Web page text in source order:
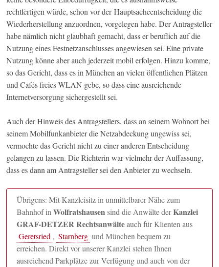
rechtfertigen würde, schon vor der Hauptsacheentscheidung die
Wiederherstellung anzuordnen, vorgelegen habe. Der Antragsteller
habe nämlich nicht glaubhaft gemacht, dass er beruflich auf die
Nutzung eines Festnetzanschlusses angewiesen sei. Eine private
Nutzung könne aber auch jederzeit mobil erfolgen. Hinzu komme,
so das Gericht, dass es in München an vielen öffentlichen Plätzen
und Cafés freies WLAN gebe, so dass eine ausreichende
Internetversorgung sichergestellt sei.
Auch der Hinweis des Antragstellers, dass an seinem Wohnort bei
seinem Mobilfunkanbieter die Netzabdeckung ungewiss sei,
vermochte das Gericht nicht zu einer anderen Entscheidung
gelangen zu lassen. Die Richterin war vielmehr der Auffassung,
dass es dann am Antragsteller sei den Anbieter zu wechseln.
Übrigens: Mit Kanzleisitz in unmittelbarer Nähe zum
Bahnhof inWolfratshausensind die Anwälte derKanzlei
GRAF-DETZER Rechtsanwälteauch für Klienten aus
Geretsried , Starnberg und München bequem zu
erreichen. Direkt vor unserer Kanzlei stehen Ihnen
ausreichend Parkplätze zur Verfügung und auch von der